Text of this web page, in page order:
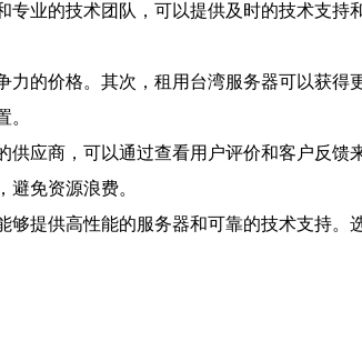
业的技术团队，可以提供及时的技术支
的价格。其次，租用台湾服务器可以获得
应商，可以通过查看用户评价和客户反
免资源浪费。
提供高性能的服务器和可靠的技术支持